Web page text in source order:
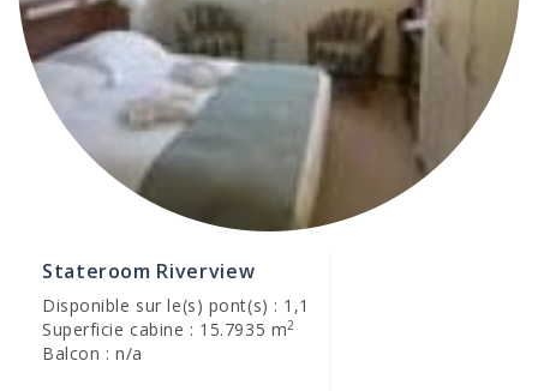
Stateroom Riverview
Disponible sur le(s) pont(s) : 1,1
Superficie cabine : 15.7935 m2
Balcon : n/a